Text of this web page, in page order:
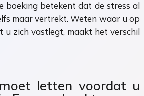
boeking betekent dat de stress al
maar vertrekt. Weten waar u op
u zich vastlegt, maakt het verschil
letten voordat u